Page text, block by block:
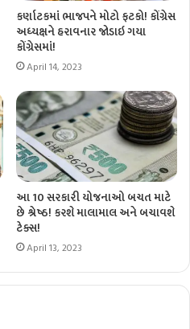
કર્ણાટકમાં ભાજપને મોટો ફટકો! કોંગ્રેસ
અધ્યક્ષને હરાવનાર જોડાઇ ગયા
કોંગ્રેસમાં!
April 14, 2023
આ 10 સરકારી યોજનાઓ બચત માટે
છે શ્રેષ્ઠ! કરશે માલામાલ અને બચાવશે
ટેક્સ!
April 13, 2023